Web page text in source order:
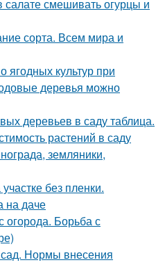
салате смешивать огурцы и
сорта. Всем мира и
ягодных культур при
деревья можно
деревьев в саду таблица.
растений в саду
земляники,
без пленки.
на даче
огорода. Борьба с
сад. Нормы внесения